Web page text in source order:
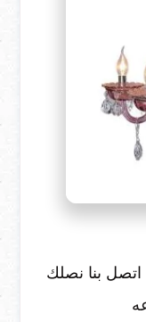
اتصل بنا نصلك